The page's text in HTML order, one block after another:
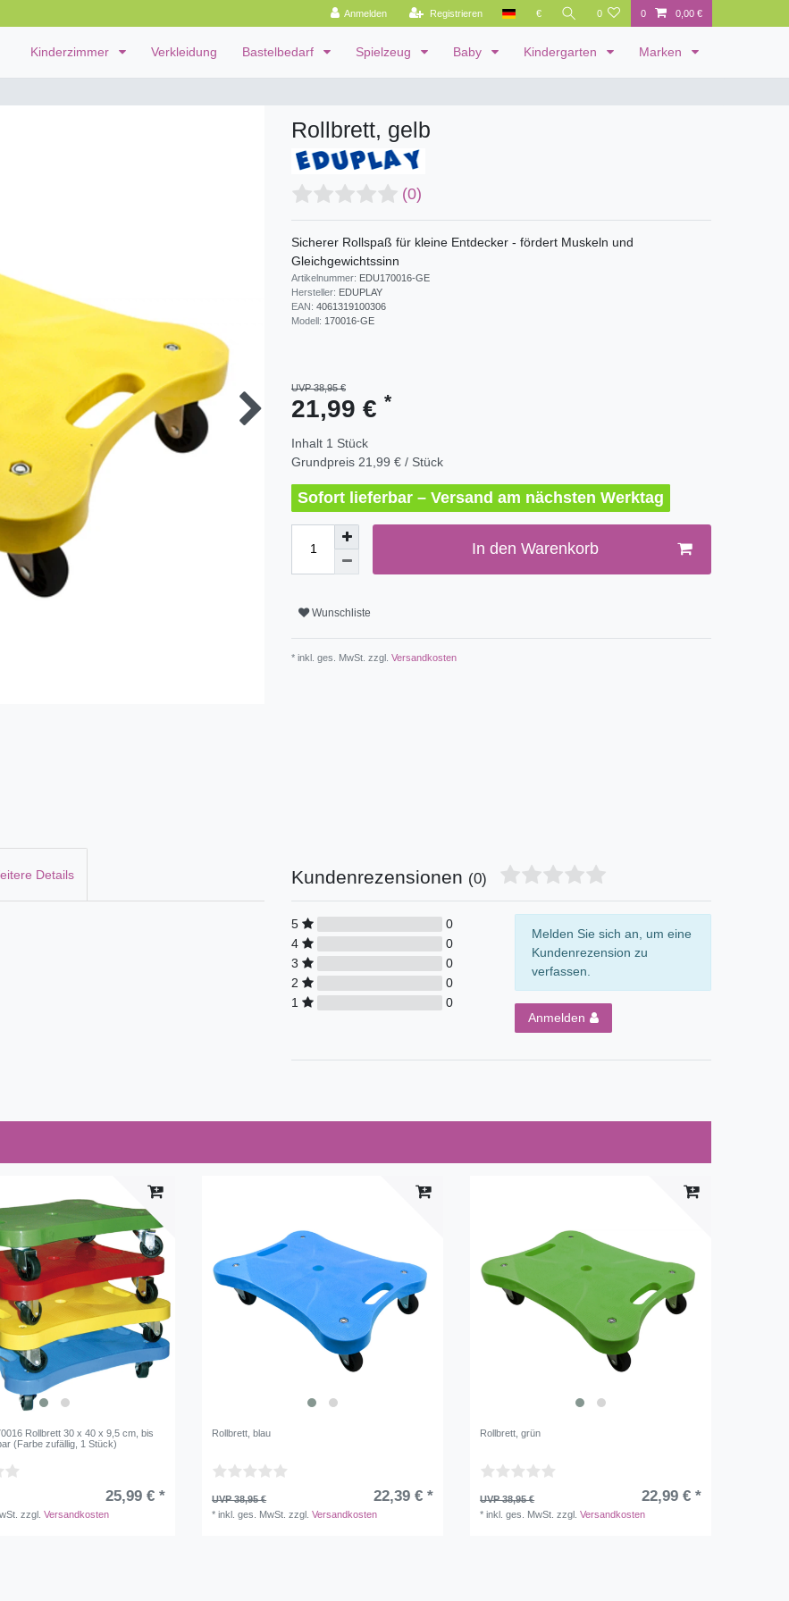
Anmelden Registrieren € 0 0 0,00 €
Kinderzimmer Verkleidung Bastelbedarf Spielzeug Baby Kindergarten Marken
Rollbrett, gelb
(0)
Sicherer Rollspaß für kleine Entdecker - fördert Muskeln und
Gleichgewichtssinn
Artikelnummer: EDU170016-GE
Hersteller: EDUPLAY
EAN: 4061319100306
Modell: 170016-GE
UVP 38,95 €
21,99 € *
Inhalt 1 Stück
Grundpreis 21,99 € / Stück
Sofort lieferbar – Versand am nächsten Werktag
In den Warenkorb
Wunschliste
* inkl. ges. MwSt. zzgl. Versandkosten
Details Kundenrezensionen (0)
5
0
4
0
3
0
2
0
1
0
Melden Sie sich an, um eine
Kundenrezension zu
verfassen.
Anmelden
Rollbrett 30 x 40 x 9,5 cm, bis
(Farbe zufällig, 1 Stück)
25,99 € *
zzgl.Versandkosten
Rollbrett, blau
UVP 38,95 € 22,39 € *
*inkl. ges. MwSt. zzgl.Versandkosten
Rollbrett, grün
UVP 38,95 € 22,99 € *
*inkl. ges. MwSt. zzgl.Versandkosten